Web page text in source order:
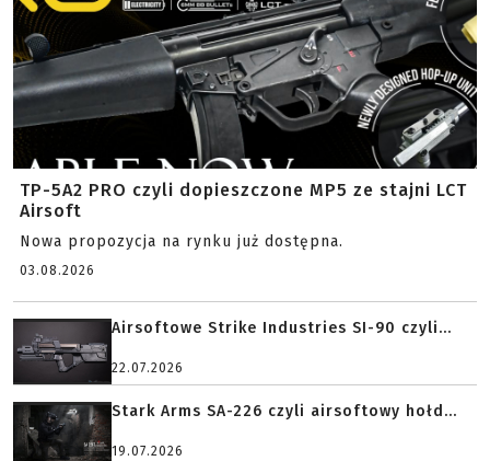
TP-5A2 PRO czyli dopieszczone MP5 ze stajni LCT
Airsoft
Nowa propozycja na rynku już dostępna.
03.08.2026
Airsoftowe Strike Industries SI-90 czyli...
22.07.2026
Stark Arms SA-226 czyli airsoftowy hołd...
19.07.2026